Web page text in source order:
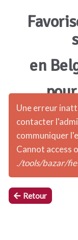
en
Une erreur
contacter
communiquer
Cannot access
./tools/bazar/
Retour